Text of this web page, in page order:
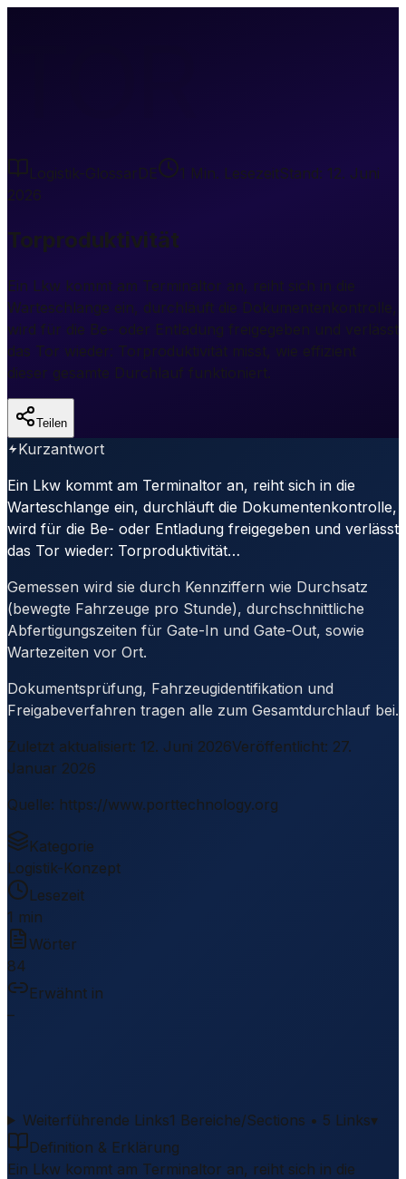
Logistik-GlossarDE 1 Min. LesezeitStand: 12. Juni
2026
Torproduktivität
Ein Lkw kommt am Terminaltor an, reiht sich in die
Warteschlange ein, durchläuft die Dokumentenkontrolle,
wird für die Be- oder Entladung freigegeben und verlässt
das Tor wieder: Torproduktivität misst, wie effizient
dieser gesamte Durchlauf funktioniert.
Teilen
Kurzantwort
Ein Lkw kommt am Terminaltor an, reiht sich in die
Warteschlange ein, durchläuft die Dokumentenkontrolle,
wird für die Be- oder Entladung freigegeben und verlässt
das Tor wieder: Torproduktivität…
Gemessen wird sie durch Kennziffern wie Durchsatz
(bewegte Fahrzeuge pro Stunde), durchschnittliche
Abfertigungszeiten für Gate-In und Gate-Out, sowie
Wartezeiten vor Ort.
Dokumentsprüfung, Fahrzeugidentifikation und
Freigabeverfahren tragen alle zum Gesamtdurchlauf bei.
Zuletzt aktualisiert: 12. Juni 2026Veröffentlicht: 27.
Januar 2026
Quelle: https://www.porttechnology.org
Kategorie
Logistik-Konzept
Lesezeit
1 min
Wörter
84
Erwähnt in
–
Weiterführende Links1 Bereiche/Sections • 5 Links▾
Definition & Erklärung
Ein Lkw kommt am Terminaltor an, reiht sich in die